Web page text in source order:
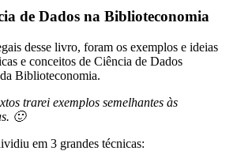
de Dados na Biblioteconomia
desse livro, foram os exemplos e ideias
e conceitos de Ciência de Dados
Biblioteconomia.
trarei exemplos semelhantes às
🙂
em 3 grandes técnicas: